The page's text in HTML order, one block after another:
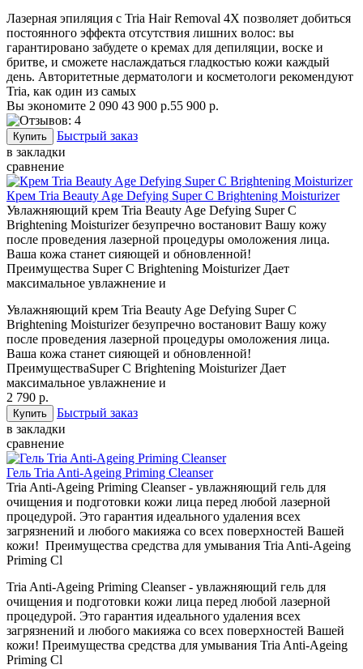
Лазерная эпиляция с Tria Hair Removal 4X позволяет добиться
постоянного эффекта отсутствия лишних волос: вы
гарантировано забудете о кремах для депиляции, воске и
бритве, и сможете наслаждаться гладкостью кожи каждый
день. Авторитетные дерматологи и косметологи рекомендуют
Tria, как один из самых
Вы экономите 2 090 43 900 р.55 900 р.
Быстрый заказ
в закладки
сравнение
Крем Tria Beauty Age Defying Super C Brightening Moisturizer
Увлажняющий крем Tria Beauty Age Defying Super C
Brightening Moisturizer безупречно востановит Вашу кожу
после проведения лазерной процедуры омоложения лица.
Ваша кожа станет сияющей и обновленной!
Преимущества Super C Brightening Moisturizer Дает
максимальное увлажнение и
Увлажняющий крем Tria Beauty Age Defying Super C
Brightening Moisturizer безупречно востановит Вашу кожу
после проведения лазерной процедуры омоложения лица.
Ваша кожа станет сияющей и обновленной!
ПреимуществаSuper C Brightening Moisturizer Дает
максимальное увлажнение и
2 790 р.
Быстрый заказ
в закладки
сравнение
Гель Tria Anti-Ageing Priming Cleanser
Tria Anti-Ageing Priming Cleanser - увлажняющий гель для
очищения и подготовки кожи лица перед любой лазерной
процедурой. Это гарантия идеального удаления всех
загрязнений и любого макияжа со всех поверхностей Вашей
кожи! Преимущества средства для умывания Tria Anti-Ageing
Priming Cl
Tria Anti-Ageing Priming Cleanser - увлажняющий гель для
очищения и подготовки кожи лица перед любой лазерной
процедурой. Это гарантия идеального удаления всех
загрязнений и любого макияжа со всех поверхностей Вашей
кожи! Преимущества средства для умывания Tria Anti-Ageing
Priming Cl